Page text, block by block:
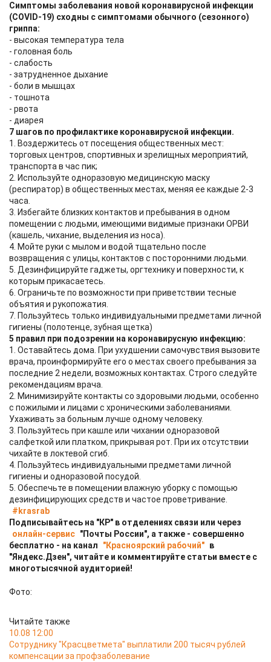
Симптомы заболевания новой коронавирусной инфекции
(COVID-19) сходны с симптомами обычного (сезонного)
гриппа:
- высокая температура тела
- головная боль
- слабость
- затрудненное дыхание
- боли в мышцах
- тошнота
- рвота
- диарея
7 шагов по профилактике коронавирусной инфекции.
1. Воздержитесь от посещения общественных мест:
торговых центров, спортивных и зрелищных мероприятий,
транспорта в час пик;
2. Используйте одноразовую медицинскую маску
(респиратор) в общественных местах, меняя ее каждые 2-3
часа.
3. Избегайте близких контактов и пребывания в одном
помещении с людьми, имеющими видимые признаки ОРВИ
(кашель, чихание, выделения из носа).
4. Мойте руки с мылом и водой тщательно после
возвращения с улицы, контактов с посторонними людьми.
5. Дезинфицируйте гаджеты, оргтехнику и поверхности, к
которым прикасаетесь.
6. Ограничьте по возможности при приветствии тесные
объятия и рукопожатия.
7. Пользуйтесь только индивидуальными предметами личной
гигиены (полотенце, зубная щетка)
5 правил при подозрении на коронавирусную инфекцию:
1. Оставайтесь дома. При ухудшении самочувствия вызовите
врача, проинформируйте его о местах своего пребывания за
последние 2 недели, возможных контактах. Строго следуйте
рекомендациям врача.
2. Минимизируйте контакты со здоровыми людьми, особенно
с пожилыми и лицами с хроническими заболеваниями.
Ухаживать за больным лучше одному человеку.
3. Пользуйтесь при кашле или чихании одноразовой
салфеткой или платком, прикрывая рот. При их отсутствии
чихайте в локтевой сгиб.
4. Пользуйтесь индивидуальными предметами личной
гигиены и одноразовой посудой.
5. Обеспечьте в помещении влажную уборку с помощью
дезинфицирующих средств и частое проветривание.
#krasrab
Подписывайтесь на "КР" в отделениях связи или через
онлайн-сервис "Почты России", а также - совершенно
бесплатно - на канал
"Красноярский рабочий" в
"Яндекс.Дзен", читайте и комментируйте статьи вместе с
многотысячной аудиторией!
Фото:
Читайте также
10.08 12:00
Сотруднику "Красцветмета" выплатили 200 тысяч рублей
компенсации за профзаболевание